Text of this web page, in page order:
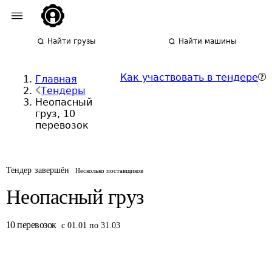
Найти грузы Найти машины
Главная
Тендеры
Неопасный
груз, 10
перевозок
Как участвовать в тендере
Тендер завершён Несколько поставщиков
Неопасный груз
10 перевозок с 01.01 по 31.03